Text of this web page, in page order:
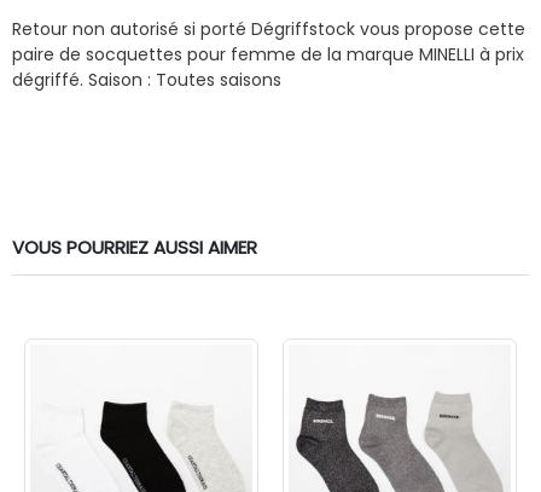
Retour non autorisé si porté Dégriffstock vous propose cette
paire de socquettes pour femme de la marque MINELLI à prix
dégriffé. Saison : Toutes saisons
VOUS POURRIEZ AUSSI AIMER